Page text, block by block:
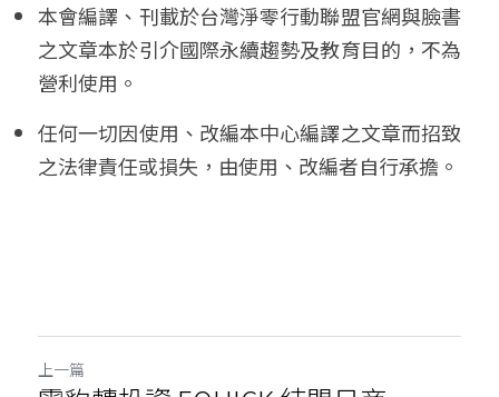
本會編譯、刊載於台灣淨零行動聯盟官網與臉書
之文章本於引介國際永續趨勢及教育目的，不為
營利使用。
任何一切因使用、改編本中心編譯之文章而招致
之法律責任或損失，由使用、改編者自行承擔。
上一篇